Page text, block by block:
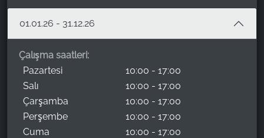
01.01.26 - 31.12.26
Çalışma saatleri:
Pazartesi
10:00 - 17:00
Salı
10:00 - 17:00
Çarşamba
10:00 - 17:00
Perşembe
10:00 - 17:00
Cuma
10:00 - 17:00